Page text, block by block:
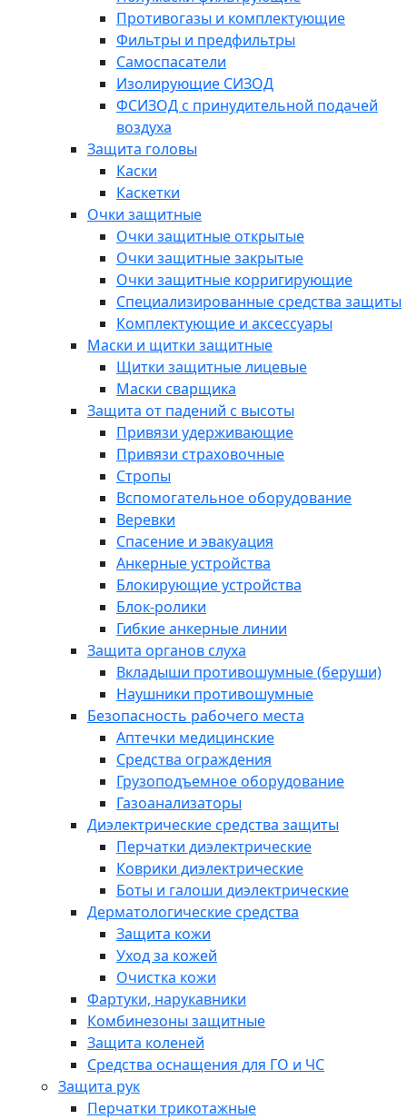
Противогазы и комплектующие
Фильтры и предфильтры
Самоспасатели
Изолирующие СИЗОД
ФСИЗОД с принудительной подачей
воздуха
Защита головы
Каски
Каскетки
Очки защитные
Очки защитные открытые
Очки защитные закрытые
Очки защитные корригирующие
Специализированные средства защиты
Комплектующие и аксессуары
Маски и щитки защитные
Щитки защитные лицевые
Маски сварщика
Защита от падений с высоты
Привязи удерживающие
Привязи страховочные
Стропы
Вспомогательное оборудование
Веревки
Спасение и эвакуация
Анкерные устройства
Блокирующие устройства
Блок-ролики
Гибкие анкерные линии
Защита органов слуха
Вкладыши противошумные (беруши)
Наушники противошумные
Безопасность рабочего места
Аптечки медицинские
Средства ограждения
Грузоподъемное оборудование
Газоанализаторы
Диэлектрические средства защиты
Перчатки диэлектрические
Коврики диэлектрические
Боты и галоши диэлектрические
Дерматологические средства
Защита кожи
Уход за кожей
Очистка кожи
Фартуки, нарукавники
Комбинезоны защитные
Защита коленей
Средства оснащения для ГО и ЧС
Защита рук
Перчатки трикотажные